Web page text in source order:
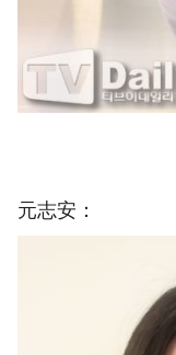
元志安：